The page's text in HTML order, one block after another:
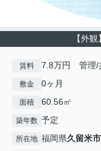
【外
賃料 7.8万円 管理/
敷金 0ヶ月
面積 60.56㎡
築年数 予定
所在地 福岡県久留米市